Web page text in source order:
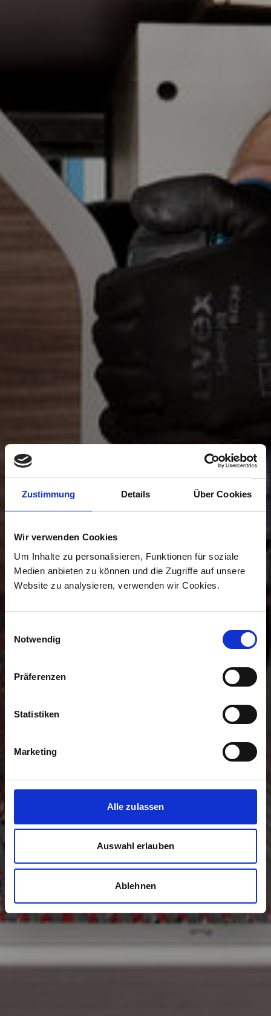
Zustimmung Details Über Cookies
Wir verwenden Cookies
Um Inhalte zu personalisieren, Funktionen für soziale
Medien anbieten zu können und die Zugriffe auf unsere
Website zu analysieren, verwenden wir Cookies.
Notwendig
Präferenzen
Statistiken
Marketing
Alle zulassen
Auswahl erlauben
Ablehnen